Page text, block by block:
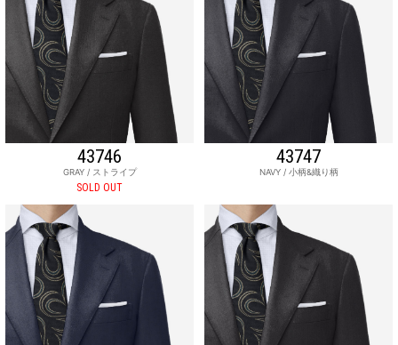
43746
GRAY / ストライプ
SOLD OUT
43747
NAVY / 小柄&織り柄